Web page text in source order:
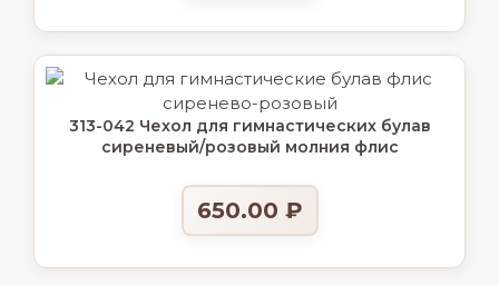
313-042 Чехол для гимнастических булав
сиреневый/розовый молния флис
650.00 ₽